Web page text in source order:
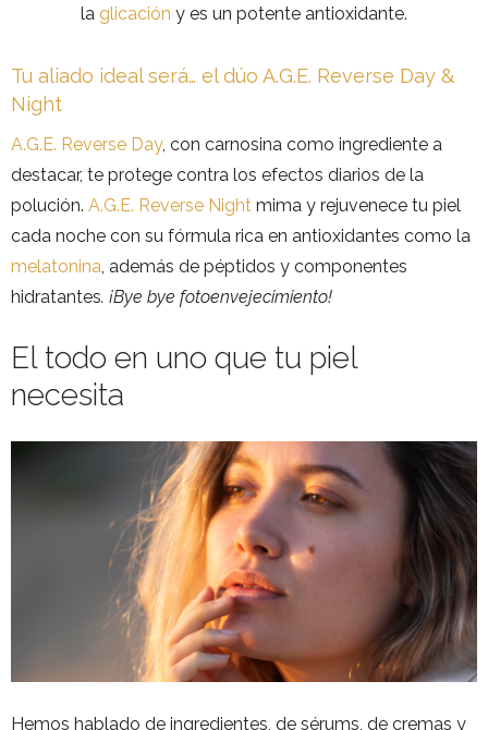
la glicación y es un potente antioxidante.
Tu aliado ideal será… el dúo A.G.E. Reverse Day &
Night
A.G.E. Reverse Day, con carnosina como ingrediente a
destacar, te protege contra los efectos diarios de la
polución. A.G.E. Reverse Night mima y rejuvenece tu piel
cada noche con su fórmula rica en antioxidantes como la
melatonina, además de péptidos y componentes
hidratantes. ¡Bye bye fotoenvejecimiento!
El todo en uno que tu piel
necesita
Hemos hablado de ingredientes, de sérums, de cremas y